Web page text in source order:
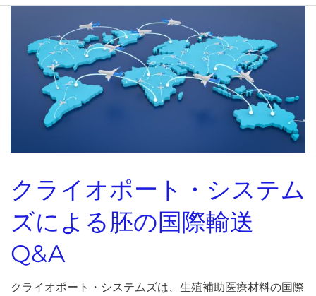
クライオポート・システム
ズによる胚の国際輸送
Q&A
クライオポート・システムズは、生殖補助医療材料の国際